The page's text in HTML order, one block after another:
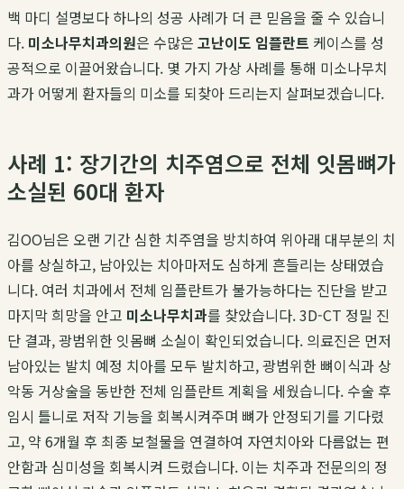
백 마디 설명보다 하나의 성공 사례가 더 큰 믿음을 줄 수 있습니
다. 미소나무치과의원은 수많은 고난이도 임플란트 케이스를 성
공적으로 이끌어왔습니다. 몇 가지 가상 사례를 통해 미소나무치
과가 어떻게 환자들의 미소를 되찾아 드리는지 살펴보겠습니다.
사례 1: 장기간의 치주염으로 전체 잇몸뼈가
소실된 60대 환자
김OO님은 오랜 기간 심한 치주염을 방치하여 위아래 대부분의 치
아를 상실하고, 남아있는 치아마저도 심하게 흔들리는 상태였습
니다. 여러 치과에서 전체 임플란트가 불가능하다는 진단을 받고
마지막 희망을 안고 미소나무치과를 찾았습니다. 3D-CT 정밀 진
단 결과, 광범위한 잇몸뼈 소실이 확인되었습니다. 의료진은 먼저
남아있는 발치 예정 치아를 모두 발치하고, 광범위한 뼈이식과 상
악동 거상술을 동반한 전체 임플란트 계획을 세웠습니다. 수술 후
임시 틀니로 저작 기능을 회복시켜주며 뼈가 안정되기를 기다렸
고, 약 6개월 후 최종 보철물을 연결하여 자연치아와 다름없는 편
안함과 심미성을 회복시켜 드렸습니다. 이는 치주과 전문의의 정